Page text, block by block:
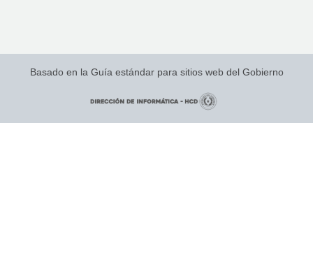
Basado en la Guía estándar para sitios web del Gobierno